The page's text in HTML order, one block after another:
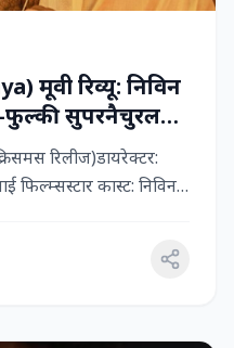
मूवी रिव्यू: निविन
फुल्की सुपरनैचुरल
है
रिलीज)डायरेक्टर:
फिल्म्सस्टार कास्ट: निविन